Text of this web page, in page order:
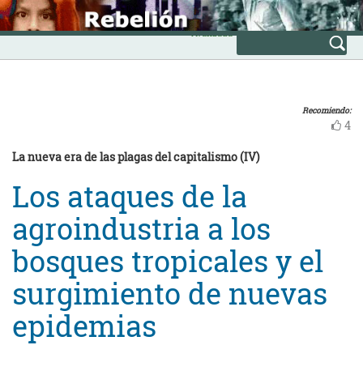
Skip
to
content
INICIO
Avanzada
Recomiendo:
4
La nueva era de las plagas del capitalismo (IV)
Los ataques de la
agroindustria a los
bosques tropicales y el
surgimiento de nuevas
epidemias